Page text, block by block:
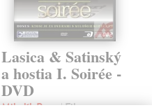
Lasica & Satinský
a hostia I. Soirée -
DVD